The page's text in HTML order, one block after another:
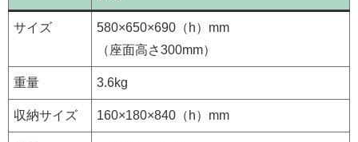
サイズ
580×650×690（h）mm
（座面高さ300mm）
重量 3.6kg
収納サイズ 160×180×840（h）mm